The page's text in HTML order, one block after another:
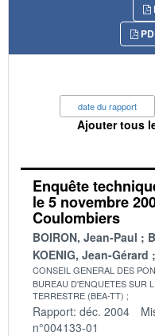
date du rapport
Ajouter tous
Enquête
le 5 novembre
Coulombiers
BOIRON, Jean-Paul
KOENIG, Jean-Gérard
CONSEIL GENERAL DES
BUREAU D'ENQUETES SUR
TERRESTRE (BEA-TT)
Rapport: déc. 2004
n°004133-01